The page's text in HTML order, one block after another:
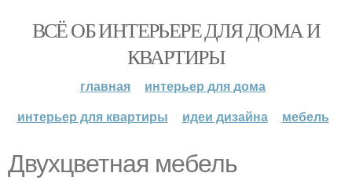
ВСЁ ОБ ИНТЕРЬЕРЕ ДЛЯ ДОМА И
КВАРТИРЫ
главная
интерьер для дома
интерьер для квартиры
идеи дизайна мебель
Двухцветная мебель